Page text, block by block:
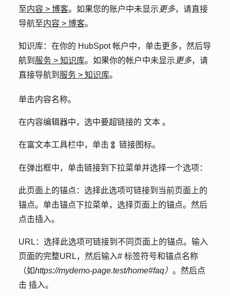
至内容 > 博客。如果您的账户中未显示更多，请直接
导航至内容 > 博客。
知识库：在你的 HubSpot 帐户中，单击更多，然后导
航到 服务 > 知识库。如果你的帐户中未显示更多，请
直接导航到 服务 > 知识库。
单击内容名称。
在内容编辑器中，选中要超链接的 文本 。
在富文本工具栏中，单击 linkd 链接图标。
在弹出框中，单击链接到 下拉菜单并选择一个选项 ：
此页面上的锚点 ：选择此选项可链接到当前页面上的
锚点。单击锚点 下拉菜单，选择页面上的锚点。然后
点击插入。
URL：选择此选项可链接到不同页面上的锚点。输入
页面的完整URL，然后输入# 标签符号和锚点名称
（如https://mydemo-page.test/home#faq） 。 然后点
击 插入。